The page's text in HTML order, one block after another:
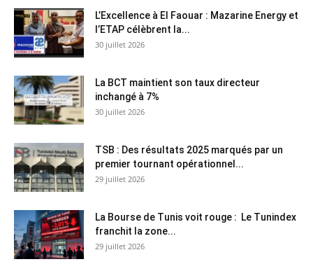
L’Excellence à El Faouar : Mazarine Energy et
l’ETAP célèbrent la...
30 juillet 2026
La BCT maintient son taux directeur
inchangé à 7%
30 juillet 2026
TSB : Des résultats 2025 marqués par un
premier tournant opérationnel...
29 juillet 2026
La Bourse de Tunis voit rouge : Le Tunindex
franchit la zone...
29 juillet 2026